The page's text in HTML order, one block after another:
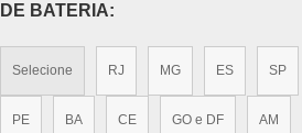
DE BATERIA:
Selecione RJ MG ES SP
PE BA CE GO e DF AM